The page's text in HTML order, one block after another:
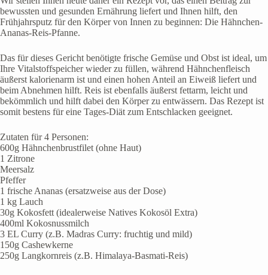
bewussten und gesunden Ernährung liefert und Ihnen hilft, den
Frühjahrsputz für den Körper von Innen zu beginnen: Die Hähnchen-
Ananas-Reis-Pfanne.
Das für dieses Gericht benötigte frische Gemüse und Obst ist ideal, um
Ihre Vitalstoffspeicher wieder zu füllen, während Hähnchenfleisch
äußerst kalorienarm ist und einen hohen Anteil an Eiweiß liefert und
beim Abnehmen hilft. Reis ist ebenfalls äußerst fettarm, leicht und
bekömmlich und hilft dabei den Körper zu entwässern. Das Rezept ist
somit bestens für eine Tages-Diät zum Entschlacken geeignet.
Zutaten für 4 Personen:
600g Hähnchenbrustfilet (ohne Haut)
1 Zitrone
Meersalz
Pfeffer
1 frische Ananas (ersatzweise aus der Dose)
1 kg Lauch
30g Kokosfett (idealerweise Natives Kokosöl Extra)
400ml Kokosnussmilch
3 EL Curry (z.B. Madras Curry: fruchtig und mild)
150g Cashewkerne
250g Langkornreis (z.B. Himalaya-Basmati-Reis)